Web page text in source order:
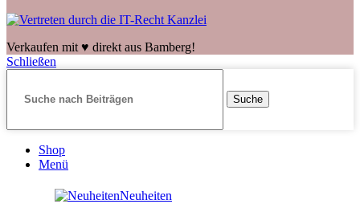
Verkaufen mit ♥️ direkt aus Bamberg!
Schließen
Suche
Shop
Menü
Neuheiten